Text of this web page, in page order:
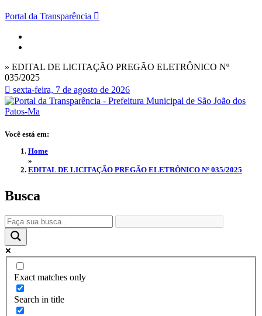
Portal da Transparência
» EDITAL DE LICITAÇÃO PREGÃO ELETRÔNICO Nº
035/2025
sexta-feira, 7 de agosto de 2026
Você está em:
Home
»
EDITAL DE LICITAÇÃO PREGÃO ELETRÔNICO Nº 035/2025
Busca
Exact matches only
Search in title